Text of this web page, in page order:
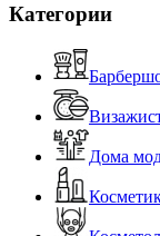
Категории
Дома